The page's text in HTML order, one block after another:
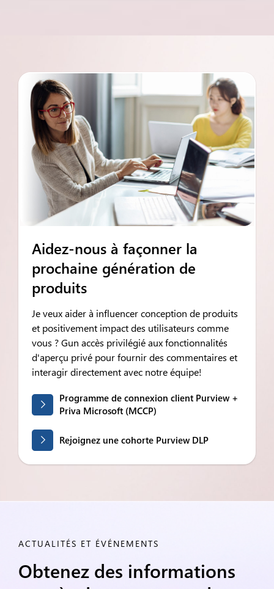
Aidez-nous à façonner la
prochaine génération de
produits
Je veuxaider à influencerconception de produits
et positivement impactdes utilisateurs comme
vous ? Gun accès privilégié aux fonctionnalités
d'aperçu privé pour fournir des commentaires et
interagir directement avec notre équipe!
Programme de connexion client Purview +
Priva Microsoft (MCCP)
Rejoignez une cohorte Purview DLP
ACTUALITÉS ET ÉVÉNEMENTS
Obtenez des informations